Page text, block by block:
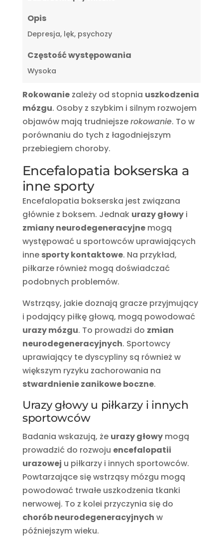
Opis
Depresja, lęk, psychozy
Częstość występowania
Wysoka
Rokowaniezależy od stopnia uszkodzenia
mózgu. Osoby z szybkim i silnym rozwojem
objawów mają trudniejszerokowanie. To w
porównaniu do tych z łagodniejszym
przebiegiem choroby.
Encefalopatia bokserska a
inne sporty
Encefalopatia bokserska jest związana
głównie z boksem. Jednak urazy głowyi
zmiany neurodegeneracyjnemogą
występować u sportowców uprawiających
inne sporty kontaktowe. Na przykład,
piłkarze również mogą doświadczać
podobnych problemów.
Wstrząsy, jakie doznają gracze przyjmujący
i podający piłkę głową, mogą powodować
urazy mózgu. To prowadzi do zmian
neurodegeneracyjnych. Sportowcy
uprawiający te dyscypliny są również w
większym ryzyku zachorowania na
stwardnienie zanikowe boczne.
Urazy głowy u piłkarzy i innych
sportowców
Badania wskazują, że urazy głowymogą
prowadzić do rozwoju encefalopatii
urazowej u piłkarzy i innych sportowców.
Powtarzające się wstrząsy mózgu mogą
powodować trwałe uszkodzenia tkanki
nerwowej. To z kolei przyczynia się do
chorób neurodegeneracyjnych w
późniejszym wieku.